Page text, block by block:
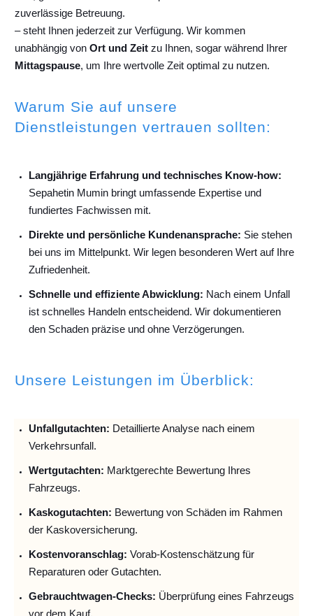
zuverlässige Betreuung.
– steht Ihnen jederzeit zur Verfügung. Wir kommen
unabhängig von Ort und Zeit zu Ihnen, sogar während Ihrer
Mittagspause, um Ihre wertvolle Zeit optimal zu nutzen.
Warum Sie auf unsere
Dienstleistungen vertrauen sollten:
Langjährige Erfahrung und technisches Know-how:
Sepahetin Mumin bringt umfassende Expertise und
fundiertes Fachwissen mit.
Direkte und persönliche Kundenansprache: Sie stehen
bei uns im Mittelpunkt. Wir legen besonderen Wert auf Ihre
Zufriedenheit.
Schnelle und effiziente Abwicklung: Nach einem Unfall
ist schnelles Handeln entscheidend. Wir dokumentieren
den Schaden präzise und ohne Verzögerungen.
Unsere Leistungen im Überblick:
Unfallgutachten: Detaillierte Analyse nach einem
Verkehrsunfall.
Wertgutachten: Marktgerechte Bewertung Ihres
Fahrzeugs.
Kaskogutachten: Bewertung von Schäden im Rahmen
der Kaskoversicherung.
Kostenvoranschlag: Vorab-Kostenschätzung für
Reparaturen oder Gutachten.
Gebrauchtwagen-Checks: Überprüfung eines Fahrzeugs